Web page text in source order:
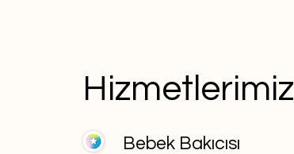
Hizmetlerimiz
Bebek Bakıcısı